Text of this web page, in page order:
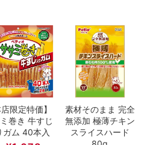
店限定特価】
巻き 牛すじ
ガム 40本入
素材そのまま 完全
無添加 極薄チキン
スライスハード